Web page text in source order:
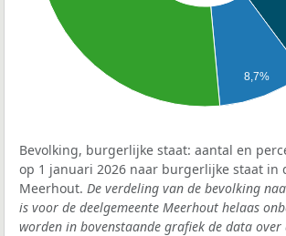
8,7%
Bevolking, burgerlijke staat: aantal en
op 1 januari 2026 naar burgerlijke staat in
Meerhout. De verdeling van de bevolking
is voor de deelgemeente Meerhout helaas
worden in bovenstaande grafiek de data